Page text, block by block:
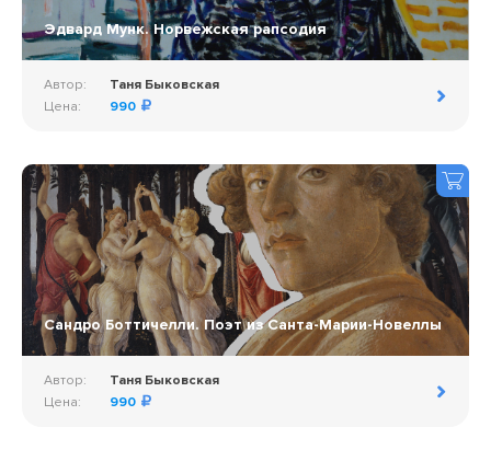
Эдвард Мунк. Норвежская рапсодия
Автор:
Таня Быковская
Цена:
990
Сандро Боттичелли. Поэт из Санта-Марии-Новеллы
Автор:
Таня Быковская
Цена:
990